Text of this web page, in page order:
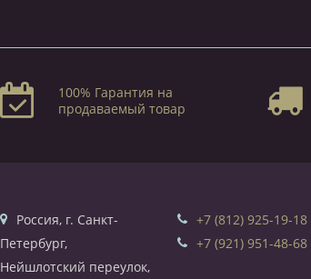
100% Гарантия на
продаваемый товар
Россия, г. Санкт-
Петербург,
Нейшлотский переулок,
+7 (812) 925-19-18
+7 (921) 951-48-68